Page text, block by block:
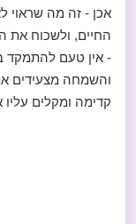
אכן - זה מה שראוי
החיים, ולשכוח את
- אין טעם להתמקד
והשמחה מצעידים
קדימה ומקלים